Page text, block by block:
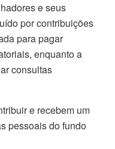
e seus
por contribuições
para pagar
enquanto a
consultas
e recebem um
pessoais do fundo